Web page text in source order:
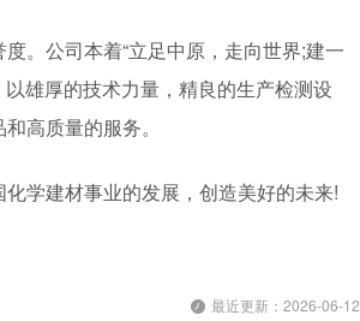
。公司本着“立足中原，走向世界;建一
雄厚的技术力量，精良的生产检测设
高质量的服务。
学建材事业的发展，创造美好的未来!
最近更新：2026-06-12